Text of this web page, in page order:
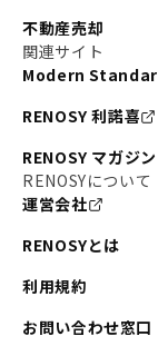
不動産売却
関連サイト
Modern
RENOSY 利諾喜
RENOSY マガジン
RENOSYについて
運営会社
RENOSYとは
利用規約
お問い合わせ窓口